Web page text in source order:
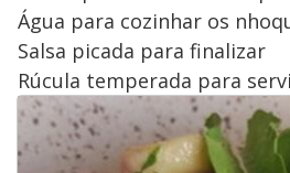
Água para cozinhar os
Salsa picada para finalizar
Rúcula temperada para